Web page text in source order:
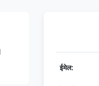
ईमेल: